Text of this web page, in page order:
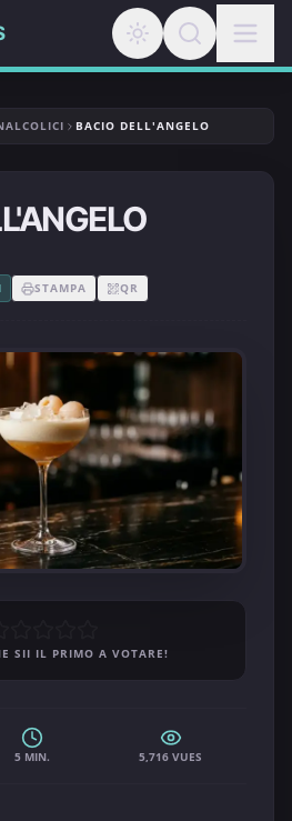
BACIO DELL'ANGELO
STAMPA QR
SII IL PRIMO A VOTARE!
5 MIN. 5,716 VUES